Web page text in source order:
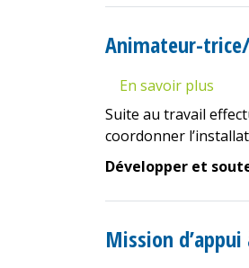
»
Animateur-
En savoir plus
Suite au travail
coordonner
Développer et
Mission